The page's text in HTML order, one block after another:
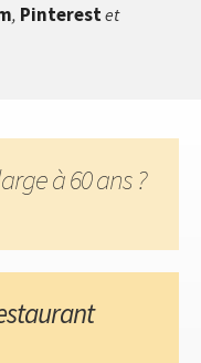
, Pinterestet
à 60 ans ?